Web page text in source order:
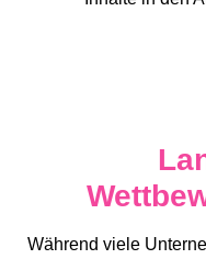
Während viele